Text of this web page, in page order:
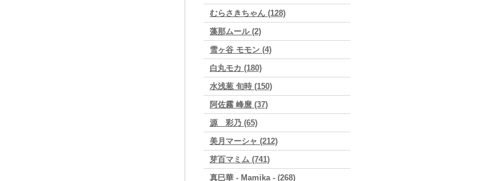
むらさきちゃん (128)
藻那ムール (2)
雪ヶ谷 モモン (4)
白丸モカ (180)
水浅葱 旬時 (150)
阿佐霧 峰麿 (37)
源 彩乃 (65)
美月マーシャ (212)
芽百マミム (741)
真巳華 - Mamika - (268)